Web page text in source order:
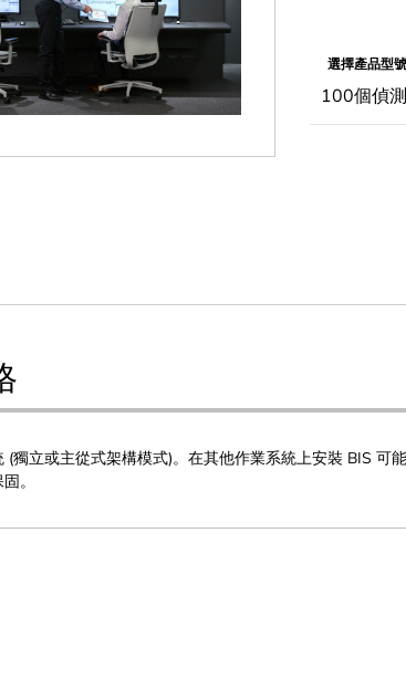
選擇產品型號
(獨立或主從式架構模式)。在其他作業系統上安裝 BIS 可
。